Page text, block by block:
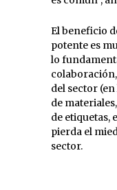
El beneficio
potente es
lo
del sector
de
de etiquetas,
pierda el
sector.